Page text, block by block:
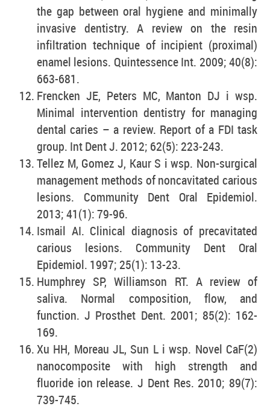
the gap between oral hygiene and minimally
invasive dentistry. A review on the resin
infiltration technique of incipient (proximal)
enamel lesions. Quintessence Int. 2009; 40(8):
663-681.
Frencken JE, Peters MC, Manton DJ i wsp.
Minimal intervention dentistry for managing
dental caries – a review. Report of a FDI task
group. Int Dent J. 2012; 62(5): 223-243.
Tellez M, Gomez J, Kaur S i wsp. Non-surgical
management methods of noncavitated carious
lesions. Community Dent Oral Epidemiol.
2013; 41(1): 79-96.
Ismail AI. Clinical diagnosis of precavitated
carious lesions. Community Dent Oral
Epidemiol. 1997; 25(1): 13-23.
Humphrey SP, Williamson RT. A review of
saliva. Normal composition, flow, and
function. J Prosthet Dent. 2001; 85(2): 162-
169.
Xu HH, Moreau JL, Sun L i wsp. Novel CaF(2)
nanocomposite with high strength and
fluoride ion release. J Dent Res. 2010; 89(7):
739-745.